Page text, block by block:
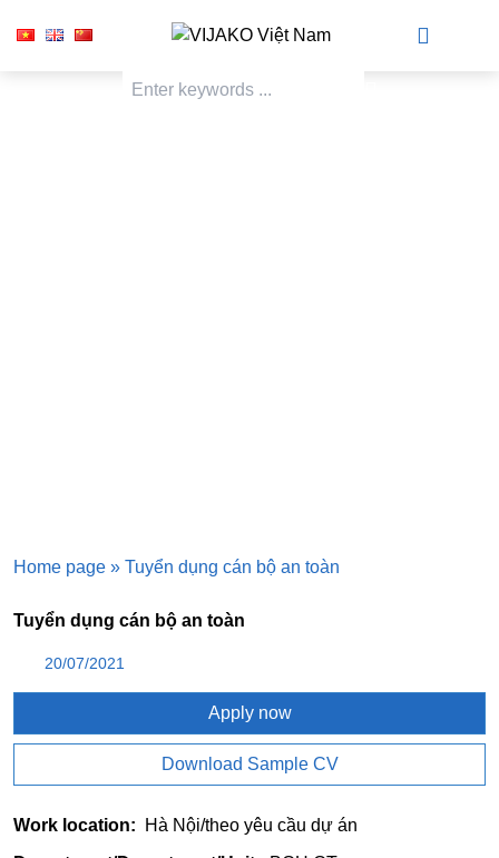
Home page » Tuyển dụng cán bộ an toàn
Tuyển dụng cán bộ an toàn
20/07/2021
Apply now
Download Sample CV
Work location:
Hà Nội/theo yêu cầu dự án